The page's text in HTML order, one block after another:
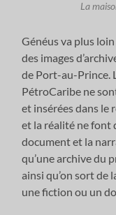
La
Généus va plus
des images
de Port-au-Prince.
PétroCaribe ne
et insérées dans le
et la réalité ne font
document et la
qu’une archive du
ainsi qu’on sort de
une fiction ou un